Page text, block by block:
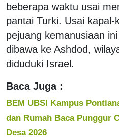
beberapa waktu usai
pantai Turki. Usai
pejuang kemanusiaan
dibawa ke Ashdod,
diduduki Israel.
Baca Juga :
BEM UBSI Kampus
dan Rumah Baca Punggur
Desa 2026